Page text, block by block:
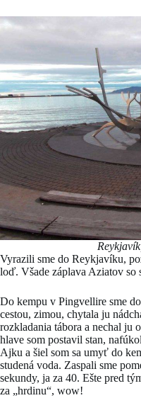
Vyrazili sme do Reykjavíku,
loď. Všade záplava Aziatov so
Do kempu v Pingvellire sme
cestou, zimou, chytala ju
rozkladania tábora a nechal ju
hlave som postavil stan,
Ajku a šiel som sa umyť do
studená voda. Zaspali sme
sekundy, ja za 40. Ešte pred
za „hrdinu“, wow!